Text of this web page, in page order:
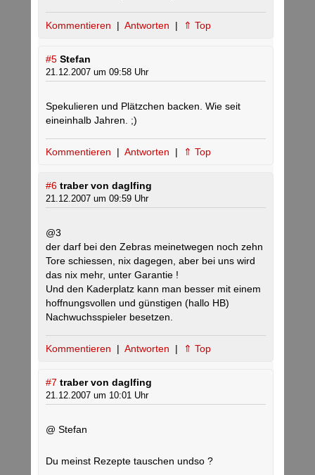
Kommentieren | Antworten | ⇑ Top
#5 Stefan
21.12.2007 um 09:58 Uhr
Spekulieren und Plätzchen backen. Wie seit
eineinhalb Jahren. ;)
Kommentieren | Antworten | ⇑ Top
#6 traber von daglfing
21.12.2007 um 09:59 Uhr
@3
der darf bei den Zebras meinetwegen noch zehn
Tore schiessen, nix dagegen, aber bei uns wird
das nix mehr, unter Garantie !
Und den Kaderplatz kann man besser mit einem
hoffnungsvollen und günstigen (hallo HB)
Nachwuchsspieler besetzen.
Kommentieren | Antworten | ⇑ Top
#7 traber von daglfing
21.12.2007 um 10:01 Uhr
@ Stefan
Du meinst Rezepte tauschen undso ?